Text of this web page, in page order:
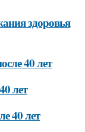
здоровья
40 лет
лет
40 лет